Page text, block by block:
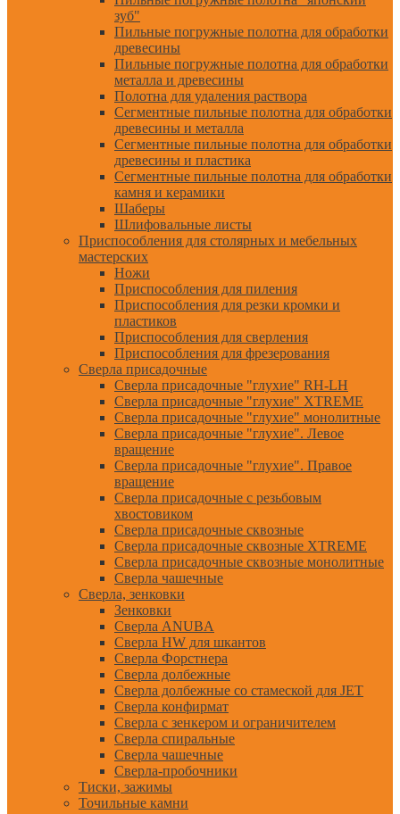
зуб"
Пильные погружные полотна для обработки
древесины
Пильные погружные полотна для обработки
металла и древесины
Полотна для удаления раствора
Сегментные пильные полотна для обработки
древесины и металла
Сегментные пильные полотна для обработки
древесины и пластика
Сегментные пильные полотна для обработки
камня и керамики
Шаберы
Шлифовальные листы
Приспособления для столярных и мебельных
мастерских
Ножи
Приспособления для пиления
Приспособления для резки кромки и
пластиков
Приспособления для сверления
Приспособления для фрезерования
Сверла присадочные
Сверла присадочные "глухие" RH-LH
Сверла присадочные "глухие" XTREME
Сверла присадочные "глухие" монолитные
Сверла присадочные "глухие". Левое
вращение
Сверла присадочные "глухие". Правое
вращение
Сверла присадочные с резьбовым
хвостовиком
Сверла присадочные сквозные
Сверла присадочные сквозные XTREME
Сверла присадочные сквозные монолитные
Сверла чашечные
Сверла, зенковки
Зенковки
Сверла ANUBA
Сверла HW для шкантов
Сверла Форстнера
Сверла долбежные
Сверла долбежные со стамеской для JET
Сверла конфирмат
Сверла с зенкером и ограничителем
Сверла спиральные
Сверла чашечные
Сверла-пробочники
Тиски, зажимы
Точильные камни